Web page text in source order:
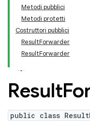
Metodi pubblici
Metodi protetti
Costruttori pubblici
ResultForwarder
ResultForwarder
Result
public class